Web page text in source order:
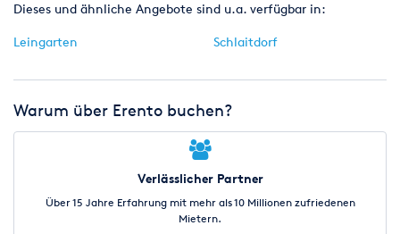
Dieses und ähnliche Angebote sind u.a. verfügbar in:
Leingarten Schlaitdorf
Warum über Erento buchen?
Verlässlicher Partner
Über 15 Jahre Erfahrung mit mehr als 10 Millionen zufriedenen
Mietern.